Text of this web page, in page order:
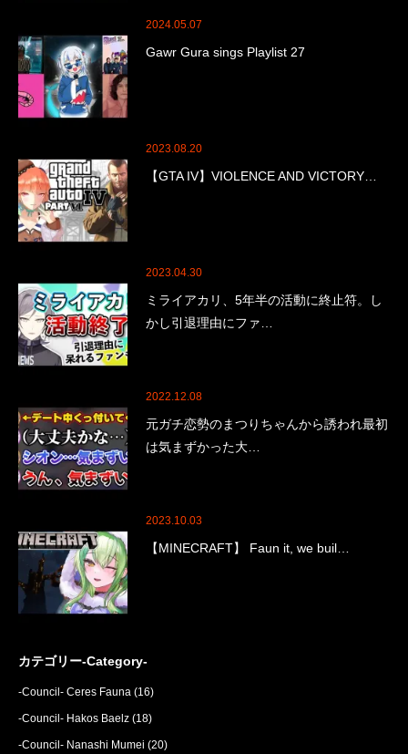
2024.05.07
Gawr Gura sings Playlist 27
2023.08.20
【GTA IV】VIOLENCE AND VICTORY…
2023.04.30
ミライアカリ、5年半の活動に終止符。し
かし引退理由にファ…
2022.12.08
元ガチ恋勢のまつりちゃんから誘われ最初
は気まずかった大…
2023.10.03
【MINECRAFT】 Faun it, we buil…
カテゴリー-Category-
-Council- Ceres Fauna (16)
-Council- Hakos Baelz (18)
-Council- Nanashi Mumei (20)